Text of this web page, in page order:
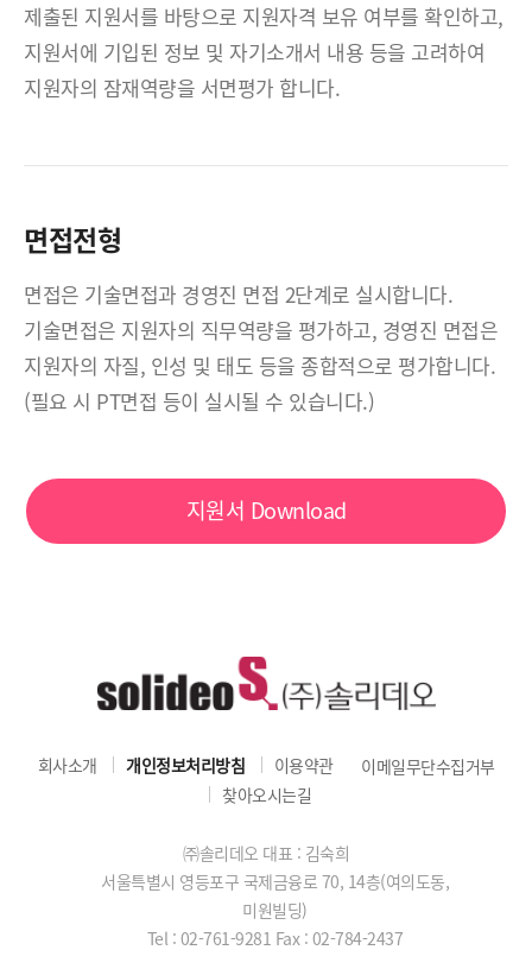
제출된 지원서를 바탕으로 지원자격 보유 여부를 확인하고,
지원서에 기입된 정보 및 자기소개서 내용 등을 고려하여
지원자의 잠재역량을 서면평가 합니다.
면접전형
면접은 기술면접과 경영진 면접 2단계로 실시합니다.
기술면접은 지원자의 직무역량을 평가하고, 경영진 면접은
지원자의 자질, 인성 및 태도 등을 종합적으로 평가합니다.
(필요 시 PT면접 등이 실시될 수 있습니다.)
지원서 Download
회사소개 개인정보처리방침 이용약관
이메일무단수집거부
찾아오시는길
㈜솔리데오 대표 : 김숙희
서울특별시 영등포구 국제금융로 70, 14층(여의도동,
미원빌딩)
Tel : 02-761-9281 Fax : 02-784-2437